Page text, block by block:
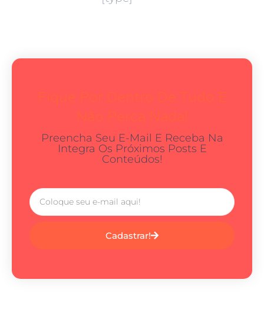
Preencha Seu E-Mail E Receba Na
Integra Os Próximos Posts E
Conteúdos!
Cadastrar!